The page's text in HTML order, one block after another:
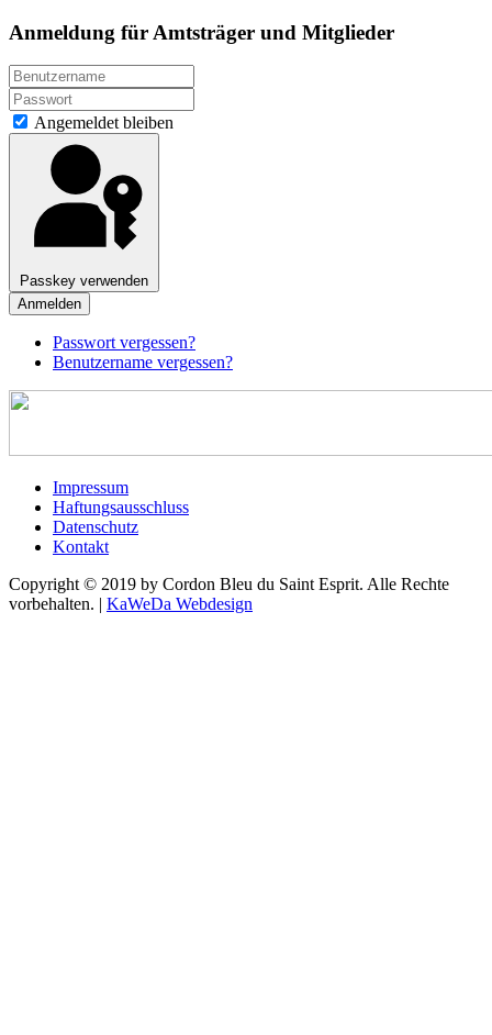
Anmeldung für Amtsträger und Mitglieder
Angemeldet bleiben
Passkey verwenden
Anmelden
Passwort vergessen?
Benutzername vergessen?
Impressum
Haftungsausschluss
Datenschutz
Kontakt
Copyright © 2019 by Cordon Bleu du Saint Esprit. Alle Rechte
vorbehalten. | KaWeDa Webdesign